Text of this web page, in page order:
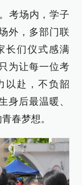
考场内，学子
外，多部门联
长们仪式感满
为让每一位考
以赴，不负韶
身后最温暖、
春梦想。